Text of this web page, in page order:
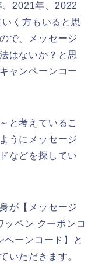
2021年、2022
く方もいると思
で、メッセージ
はないか？と思
ャンペーンコー
と考えているこ
うにメッセージ
などを探してい
が【メッセージ
ッペン クーポンコ
ペーンコード】と
いただきます。